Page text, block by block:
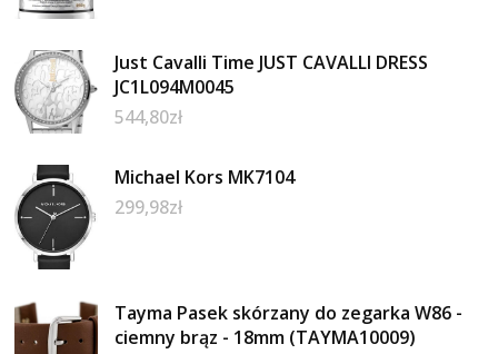
Just Cavalli Time JUST CAVALLI DRESS
JC1L094M0045
544,80zł
Michael Kors MK7104
299,98zł
Tayma Pasek skórzany do zegarka W86 -
ciemny brąz - 18mm (TAYMA10009)